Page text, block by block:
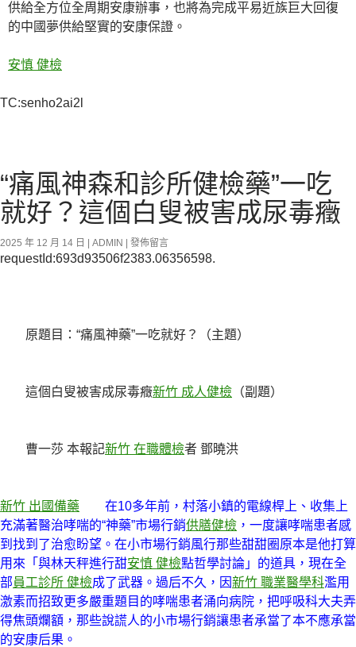
供給全方位全周期安康辦事，也將為完成平易近族巨大回復
的中國夢供給堅實的安康保證。
安慎 健檢
TC:senho2ai2l
“痛風神森和診所健檢藥”一吃
就好？這個白叟被害成尿毒癥
2025 年 12 月 14 日 ADMIN 發佈留言
requestId:693d93506f2383.06356598.
原題目：“痛風神藥”一吃就好？（主題）
這個白叟被害成尿毒癥新竹 成人健檢 （副題）
曹一莎 本報記新竹 在職體檢者 鄧曉洪
新竹 出國備藥
在10多年前，村落小鎮的電線桿上、收集上
充滿著醫治哮喘的“神藥”市場行銷供膳健檢 ，一度讓哮喘患者感
到找到了治愈盼望。在小市場行銷風行那些甜甜圈原本是他打算
用來「與林天秤進行甜安慎 健檢點哲學討論」的道具，現在全
部員工診所 健檢成了武器。過后不久，因新竹 職業醫學科濫用
激素而招致更多嚴重題目的哮喘患者涌向病院，把呼吸科大夫弄
得焦頭爛額，那些說謊人的小市場行銷讓患者承當了本不應承當
的安康后果。